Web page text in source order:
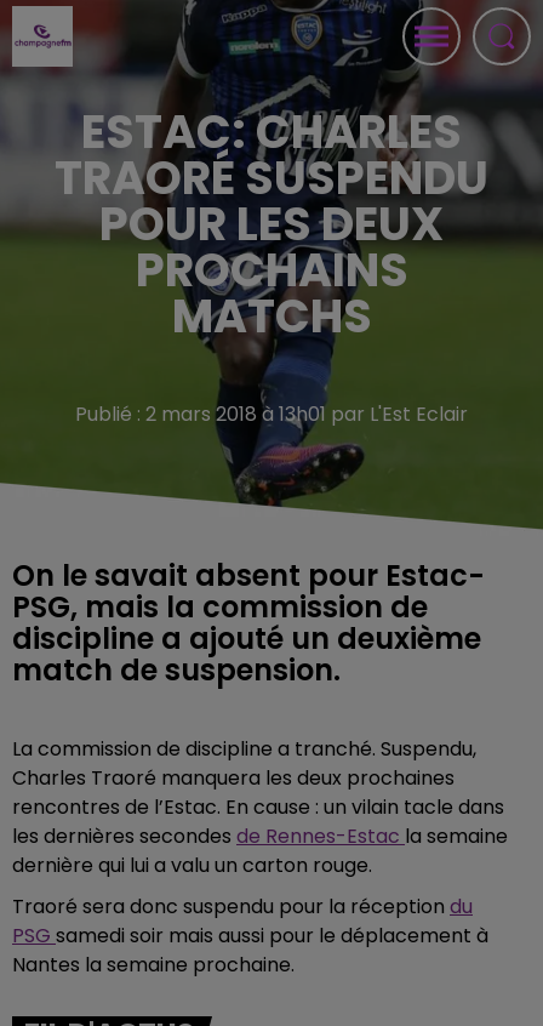
ESTAC: CHARLES
TRAORÉ SUSPENDU
POUR LES DEUX
PROCHAINS
MATCHS
Publié : 2 mars 2018 à 13h01 par L'Est Eclair
On le savait absent pour Estac-
PSG, mais la commission de
discipline a ajouté un deuxième
match de suspension.
La commission de discipline a tranché. Suspendu,
Charles Traoré manquera les deux prochaines
rencontres de l’Estac. En cause : un vilain tacle dans
les dernières secondes de Rennes-Estac la semaine
dernière qui lui a valu un carton rouge.
Traoré sera donc suspendu pour la réception du
PSG samedi soir mais aussi pour le déplacement à
Nantes la semaine prochaine.